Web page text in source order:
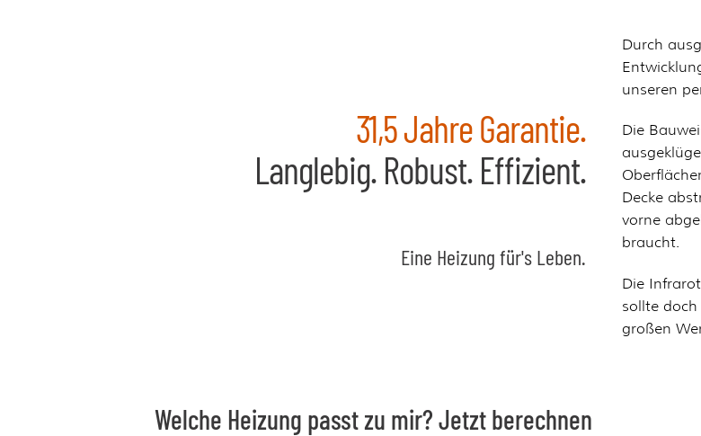
31,5 Jahre Garantie.
Langlebig. Robust. Effizient.
Eine Heizung für's Leben.
Durch
unseren
Die
Decke
vorne
braucht.
Die
sollte
großen
Welche Heizung passt zu mir? Jetzt berechnen